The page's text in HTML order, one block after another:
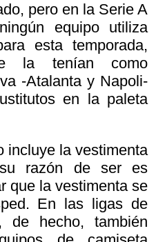
pero en la Serie A
equipo utiliza
esta temporada,
la tenían como
-Atalanta y Napoli-
en la paleta
incluye la vestimenta
razón de ser es
que la vestimenta se
En las ligas de
de hecho, también